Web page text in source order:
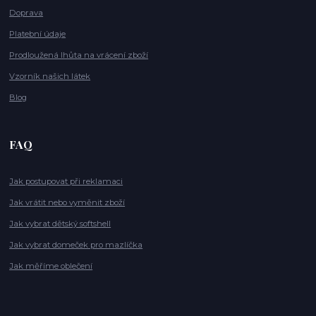
Doprava
Platební údaje
Prodloužená lhůta na vrácení zboží
Vzorník našich látek
Blog
FAQ
Jak postupovat při reklamaci
Jak vrátit nebo vyměnit zboží
Jak vybrat dětský softshell
Jak vybrat domeček pro mazlíčka
Jak měříme oblečení